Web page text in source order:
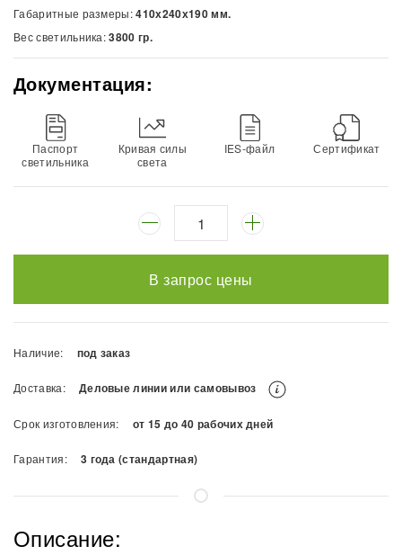
Габаритные размеры:410х240х190 мм.
Вес светильника:3800 гр.
Документация:
Паспорт
светильника
Кривая силы
света
IES-файл Сертификат
В запрос цены
Наличие: под заказ
Доставка: Деловые линии или самовывоз
Срок изготовления: от 15 до 40 рабочих дней
Гарантия: 3 года (стандартная)
Описание: